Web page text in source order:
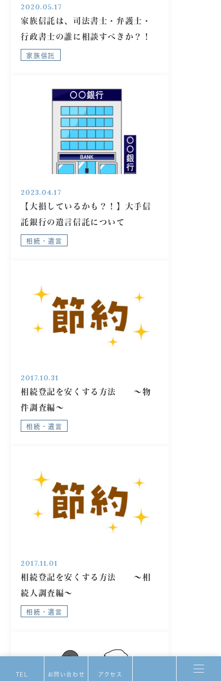
TEL お問い合わせ アクセス
2020.05.17
家族信託は、司法書士・弁護士・
行政書士の誰に相談すべきか？！
家族信託
2023.04.17
【大損しているかも？！】大手信
託銀行の遺言信託について
相続・遺言
2017.10.31
相続登記を安くする方法 ～物
件調査編～
相続・遺言
2017.11.01
相続登記を安くする方法 ～相
続人調査編～
相続・遺言